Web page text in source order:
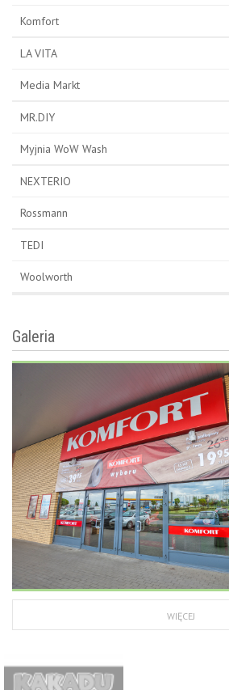
Komfort
LA VITA
Media Markt
MR.DIY
Myjnia WoW Wash
NEXTERIO
Rossmann
TEDI
Woolworth
Galeria
WIĘCEJ